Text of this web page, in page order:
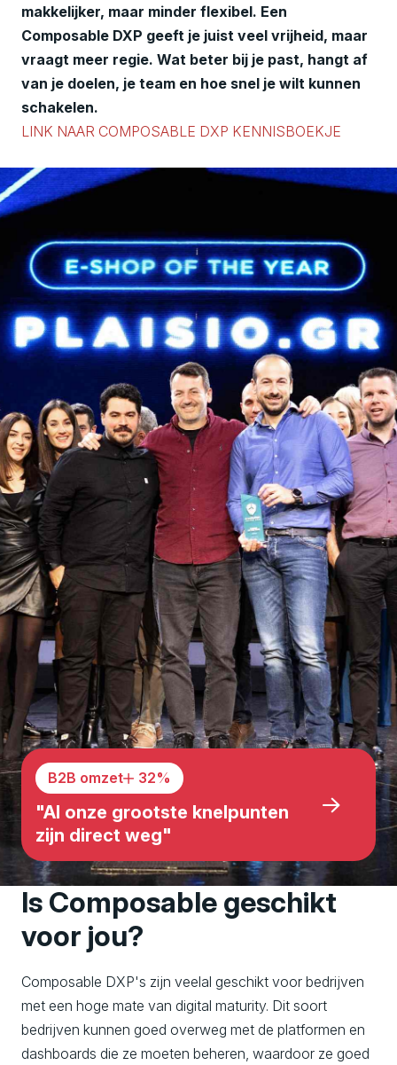
makkelijker, maar minder flexibel. Een
Composable DXP geeft je juist veel vrijheid, maar
vraagt meer regie. Wat beter bij je past, hangt af
van je doelen, je team en hoe snel je wilt kunnen
schakelen.
LINK NAAR COMPOSABLE DXP KENNISBOEKJE
B2B omzet 32%
"Al onze grootste knelpunten
zijn direct weg"
Is Composable geschikt
voor jou?
Composable DXP's zijn veelal geschikt voor bedrijven
met een hoge mate van digital maturity. Dit soort
bedrijven kunnen goed overweg met de platformen en
dashboards die ze moeten beheren, waardoor ze goed